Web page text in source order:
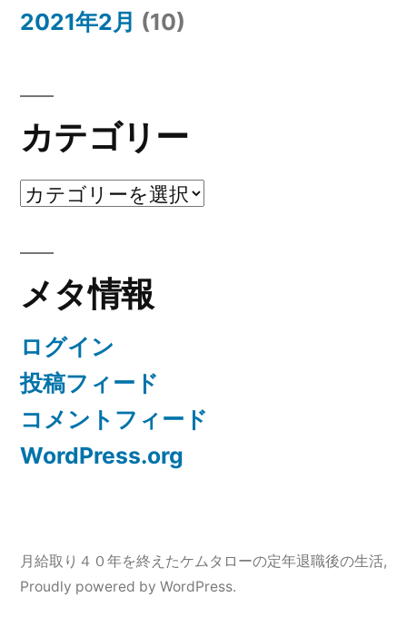
2021年2月 (10)
カテゴリー
カ
リ
ー
メタ情報
ログイン
投稿フィード
コメントフィード
WordPress.org
月給取り４０年を終えたケムタローの定年退職後の生活,
Proudly powered by WordPress.